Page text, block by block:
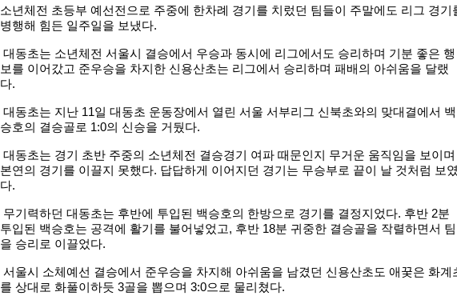
소년체전 초등부 예선전으로 주중에 한차례 경기를 치렀던 팀들이 주말에도 리그 경기
병행해 힘든 일주일을 보냈다.
대동초는 소년체전 서울시 결승에서 우승과 동시에 리그에서도 승리하며 기분 좋은 행
보를 이어갔고 준우승을 차지한 신용산초는 리그에서 승리하며 패배의 아쉬움을 달랬
다.
대동초는 지난 11일 대동초 운동장에서 열린 서울 서부리그 신북초와의 맞대결에서 백
승호의 결승골로 1:0의 신승을 거뒀다.
대동초는 경기 초반 주중의 소년체전 결승경기 여파 때문인지 무거운 움직임을 보이며
본연의 경기를 이끌지 못했다. 답답하게 이어지던 경기는 무승부로 끝이 날 것처럼 보
다.
무기력하던 대동초는 후반에 투입된 백승호의 한방으로 경기를 결정지었다. 후반 2분
투입된 백승호는 공격에 활기를 불어넣었고, 후반 18분 귀중한 결승골을 작렬하면서 팀
을 승리로 이끌었다.
서울시 소체예선 결승에서 준우승을 차지해 아쉬움을 남겼던 신용산초도 애꿎은 화계
를 상대로 화풀이하듯 3골을 뽑으며 3:0으로 물리쳤다.